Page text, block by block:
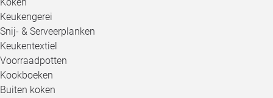
Keukengerei
Snij- & Serveerplanken
Keukentextiel
Voorraadpotten
Kookboeken
Buiten koken